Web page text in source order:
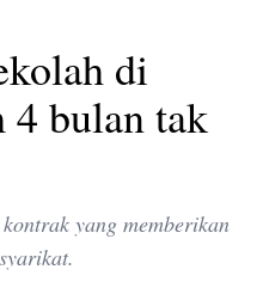
di
4 bulan tak
yang memberikan